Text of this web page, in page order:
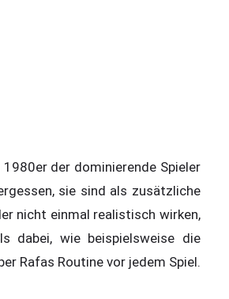
der dominierende Spieler
sie sind als zusätzliche
nicht einmal realistisch wirken,
dabei, wie beispielsweise die
Rafas Routine vor jedem Spiel.